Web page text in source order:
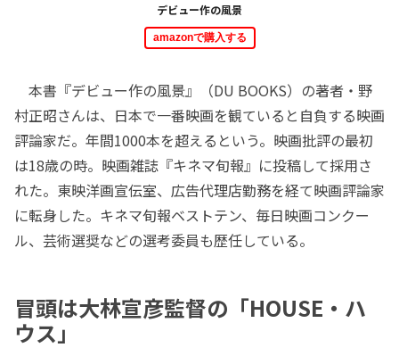
デビュー作の風景
amazonで購入する
本書『デビュー作の風景』（DU BOOKS）の著者・野
村正昭さんは、日本で一番映画を観ていると自負する映画
評論家だ。年間1000本を超えるという。映画批評の最初
は18歳の時。映画雑誌『キネマ旬報』に投稿して採用さ
れた。東映洋画宣伝室、広告代理店勤務を経て映画評論家
に転身した。キネマ旬報ベストテン、毎日映画コンクー
ル、芸術選奨などの選考委員も歴任している。
冒頭は大林宣彦監督の「HOUSE・ハ
ウス」